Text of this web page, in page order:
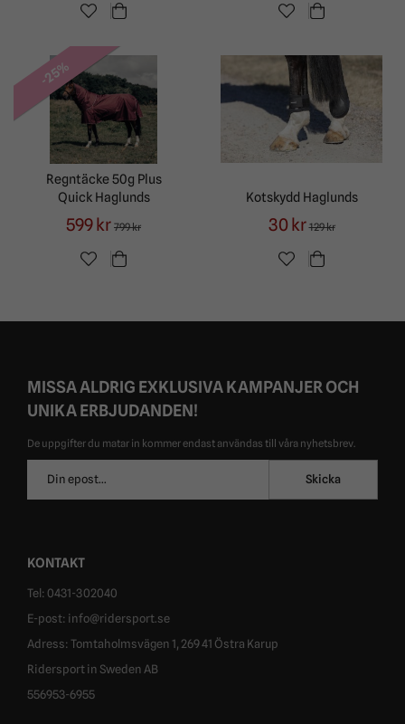
-25%
Regntäcke 50g Plus
Quick Haglunds
599 kr 799 kr
Kotskydd Haglunds
30 kr 129 kr
MISSA ALDRIG EXKLUSIVA KAMPANJER OCH
UNIKA ERBJUDANDEN!
De uppgifter du matar in kommer endast användas till våra nyhetsbrev.
postadress
Skicka
KONTAKT
Tel: 0431-302040
E-post: info@ridersport.se
Adress: Tomtaholmsvägen 1, 269 41 Östra Karup
Ridersport in Sweden AB
556953-6955